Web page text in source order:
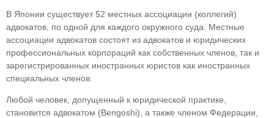
В Японии существует 52 местных ассоциа­ции (коллегий)
адвокатов, по одной для каждого окружного суда. Местные
ассоциации адвокатов состоят из адвокатов и юридических
профессио­нальных корпораций как собственных членов, так и
зарегистрированных иностранных юристов как иностранных
специальных членов.
Любой человек, допущенный к юридической практике,
становится адвокатом (Bengoshi), а так­же членом Федерации,